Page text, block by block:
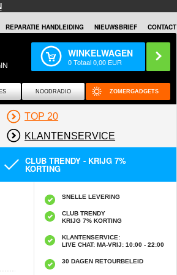
REPARATIE HANDLEIDING NIEUWSBRIEF CONTACT
WINKELWAGEN
0Totaal0,00 EUR
NOODRADIO ZOMERGADGETS
TOP 20
KLANTENSERVICE
CLUB TRENDY - KRIJG 7%
KORTING
SNELLE LEVERING
CLUB TRENDY
KRIJG 7% KORTING
KLANTENSERVICE:
LIVE CHAT: MA-VRIJ: 10:00 - 22:00
30 DAGEN RETOURBELEID